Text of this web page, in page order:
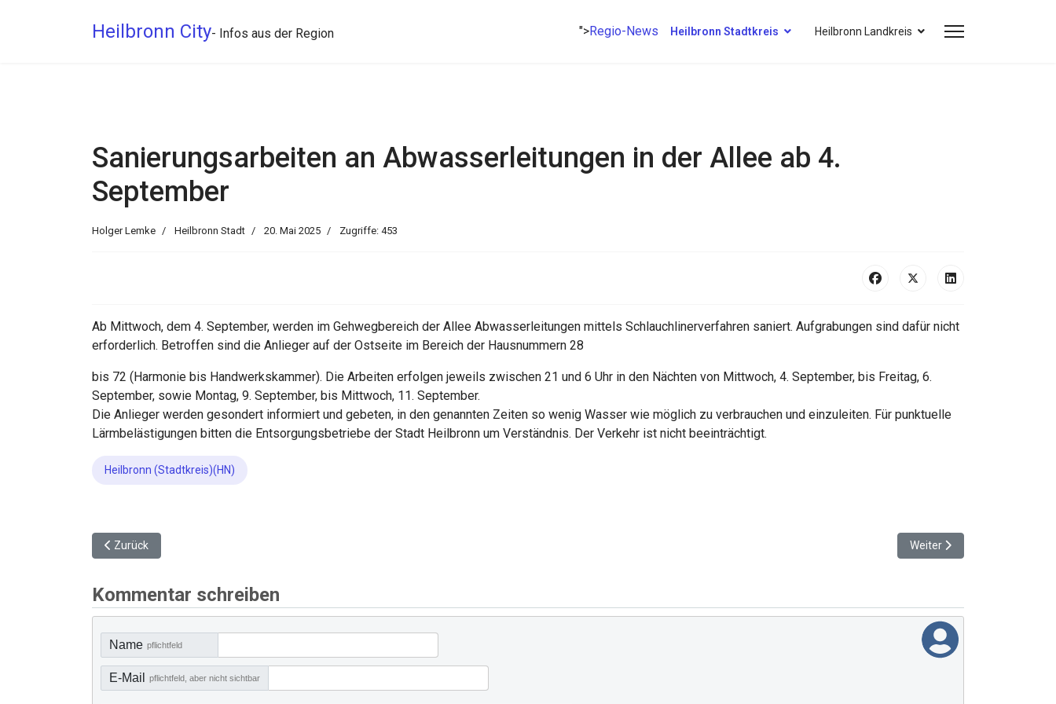
Heilbronn City- Infos aus der Region ">Regio-News Heilbronn Stadtkreis Heilbronn Landkreis
Sanierungsarbeiten an Abwasserleitungen in der Allee ab 4.
September
Holger Lemke Heilbronn Stadt 20. Mai 2025 Zugriffe: 453
Ab Mittwoch, dem 4. September, werden im Gehwegbereich der Allee Abwasserleitungen mittels Schlauchlinerverfahren saniert. Aufgrabungen sind dafür nicht
erforderlich. Betroffen sind die Anlieger auf der Ostseite im Bereich der Hausnummern 28
bis 72 (Harmonie bis Handwerkskammer). Die Arbeiten erfolgen jeweils zwischen 21 und 6 Uhr in den Nächten von Mittwoch, 4. September, bis Freitag, 6.
September, sowie Montag, 9. September, bis Mittwoch, 11. September.
Die Anlieger werden gesondert informiert und gebeten, in den genannten Zeiten so wenig Wasser wie möglich zu verbrauchen und einzuleiten. Für punktuelle
Lärmbelästigungen bitten die Entsorgungsbetriebe der Stadt Heilbronn um Verständnis. Der Verkehr ist nicht beeinträchtigt.
Heilbronn (Stadtkreis)(HN)
Vorheriger Beitrag: Kommunaler Ordnungsdienst beginnt Kontrollen wegen Alkoholverbot in Heilbronn
Zurück Nächster Beitrag: Heilbronn
Weiter
Kommentar schreiben
Name pflichtfeld
E-Mail pflichtfeld, aber nicht sichtbar